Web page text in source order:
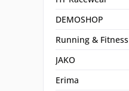
DEMOSHOP
Running & Fitness
JAKO
Erima